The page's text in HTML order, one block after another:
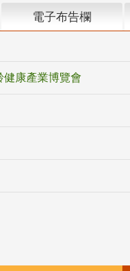
電子布告欄
健康產業博覽會